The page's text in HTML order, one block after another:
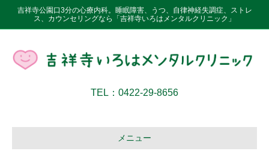
吉祥寺公園口3分の心療内科。睡眠障害、うつ、自律神経失調症、ストレ
ス、カウンセリングなら「吉祥寺いろはメンタルクリニック」
TEL：0422-29-8656
メニュー